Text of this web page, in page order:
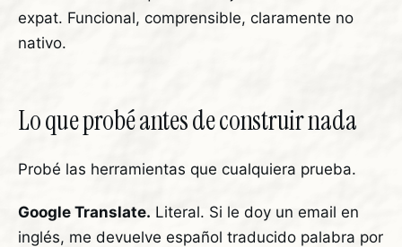
expat. Funcional, comprensible, claramente no
nativo.
Lo que probé antes de construir nada
Probé las herramientas que cualquiera prueba.
Google Translate. Literal. Si le doy un email en
inglés, me devuelve español traducido palabra por